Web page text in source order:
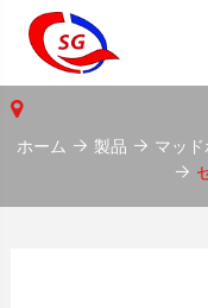
ホーム 製品 マッ